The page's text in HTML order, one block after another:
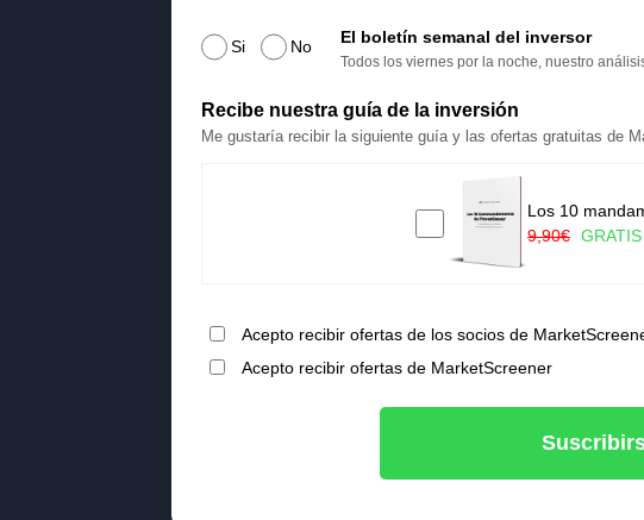
Si No El boletín semanal del inversor
Todos los viernes por la noche, nuestro
Recibe nuestra guía de la inversión
Me gustaría recibir la siguiente guía y las ofertas gratuitas de
Los 10
9,90€ GRATIS
Acepto recibir ofertas de los socios de
Acepto recibir ofertas de MarketScreener